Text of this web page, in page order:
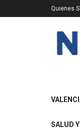
Quienes
SALUD